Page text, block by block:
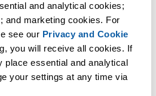
and analytical cookies;
and marketing cookies. For
see our Privacy and Cookie
you will receive all cookies. If
place essential and analytical
your settings at any time via